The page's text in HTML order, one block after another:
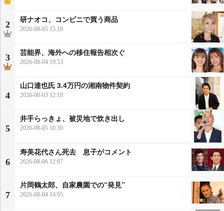
2
研ナオコ、コンビニで買う商品
2026-08-05 15:10
3
芸能界、海外への移住報告相次ぐ
2026-08-04 19:53
4
山口達也氏 3.4万円の湘南物件契約
2026-08-03 12:18
5
井手らっきょ、被災地で炊き出し
2026-08-05 10:39
6
寿美花代さん死去 息子がコメント
2026-08-06 12:07
7
片岡鶴太郎、自家農園での“発見”
2026-08-04 14:05